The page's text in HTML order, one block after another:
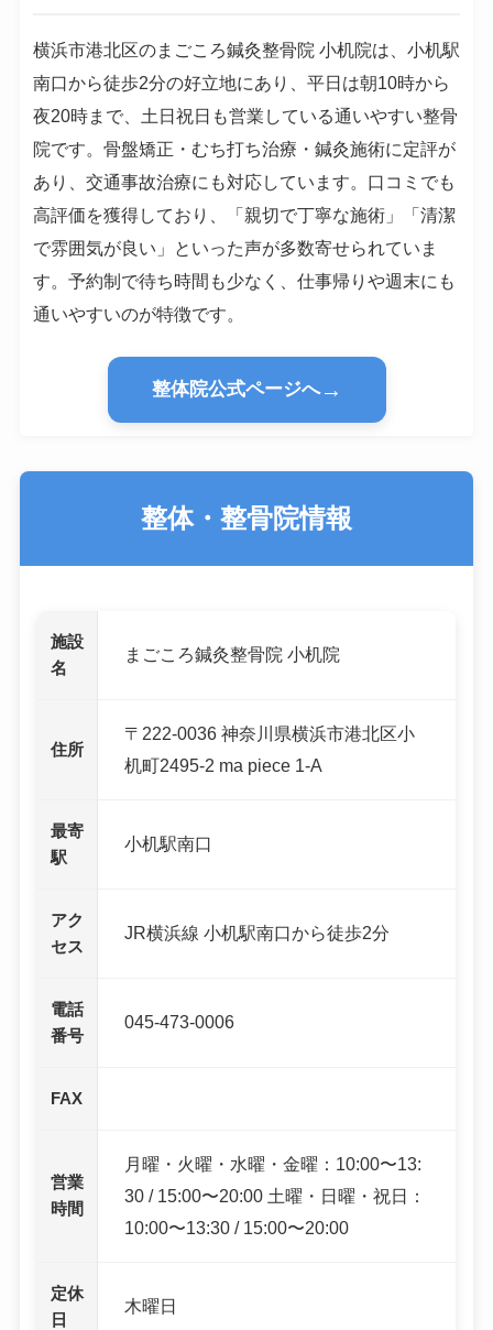
横浜市港北区のまごころ鍼灸整骨院 小机院は、小机駅
南口から徒歩2分の好立地にあり、平日は朝10時から
夜20時まで、土日祝日も営業している通いやすい整骨
院です。骨盤矯正・むち打ち治療・鍼灸施術に定評が
あり、交通事故治療にも対応しています。口コミでも
高評価を獲得しており、「親切で丁寧な施術」「清潔
で雰囲気が良い」といった声が多数寄せられていま
す。予約制で待ち時間も少なく、仕事帰りや週末にも
通いやすいのが特徴です。
整体院公式ページへ→
整体・整骨院情報
施設
名
まごころ鍼灸整骨院 小机院
住所
〒222-0036 神奈川県横浜市港北区小
机町2495-2 ma piece 1-A
最寄
駅
小机駅南口
アク
セス
JR横浜線 小机駅南口から徒歩2分
電話
番号
045-473-0006
FAX
営業
時間
月曜・火曜・水曜・金曜：10:00〜13:
30 / 15:00〜20:00 土曜・日曜・祝日：
10:00〜13:30 / 15:00〜20:00
定休
日
木曜日